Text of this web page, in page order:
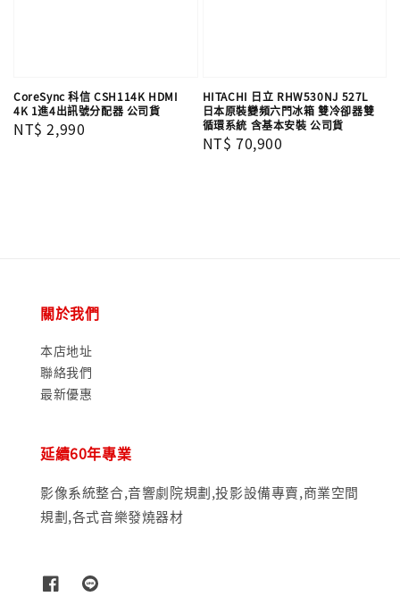
CoreSync 科信 CSH114K HDMI
4K 1進4出訊號分配器 公司貨
Regular
NT$ 2,990
HITACHI 日立 RHW530NJ 527L
日本原裝變頻六門冰箱 雙冷卻器雙
循環系統 含基本安裝 公司貨
Regular
NT$ 70,900
關於我們
本店地址
聯絡我們
最新優惠
延續60年專業
影像系統整合,音響劇院規劃,投影設備專賣,商業空間
規劃,各式音樂發燒器材